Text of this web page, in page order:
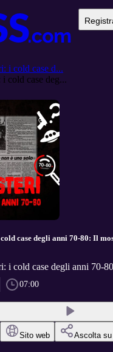
i cold case d...
cold case deg...
case degli anni 70-80: Il
i cold case degli anni 70-
07:00
Sito web Ascolta su